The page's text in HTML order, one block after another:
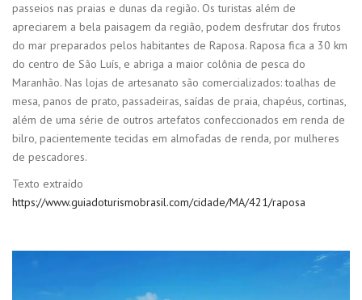
passeios nas praias e dunas da região. Os turistas além de
apreciarem a bela paisagem da região, podem desfrutar dos frutos
do mar preparados pelos habitantes de Raposa. Raposa fica a 30 km
do centro de São Luís, e abriga a maior colônia de pesca do
Maranhão. Nas lojas de artesanato são comercializados: toalhas de
mesa, panos de prato, passadeiras, saídas de praia, chapéus, cortinas,
além de uma série de outros artefatos confeccionados em renda de
bilro, pacientemente tecidas em almofadas de renda, por mulheres
de pescadores.
Texto extraído
https://www.guiadoturismobrasil.com/cidade/MA/421/raposa